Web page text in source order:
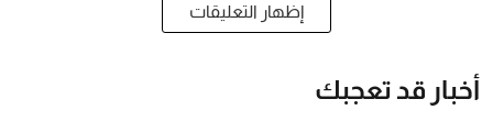
إظهار التعليقات
أخبار قد تعجبك